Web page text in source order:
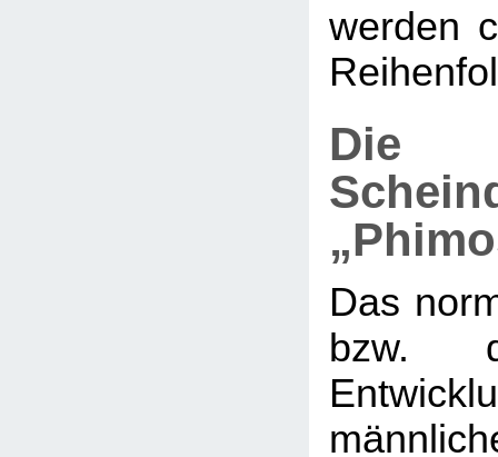
werden
Die
Das
bzw.